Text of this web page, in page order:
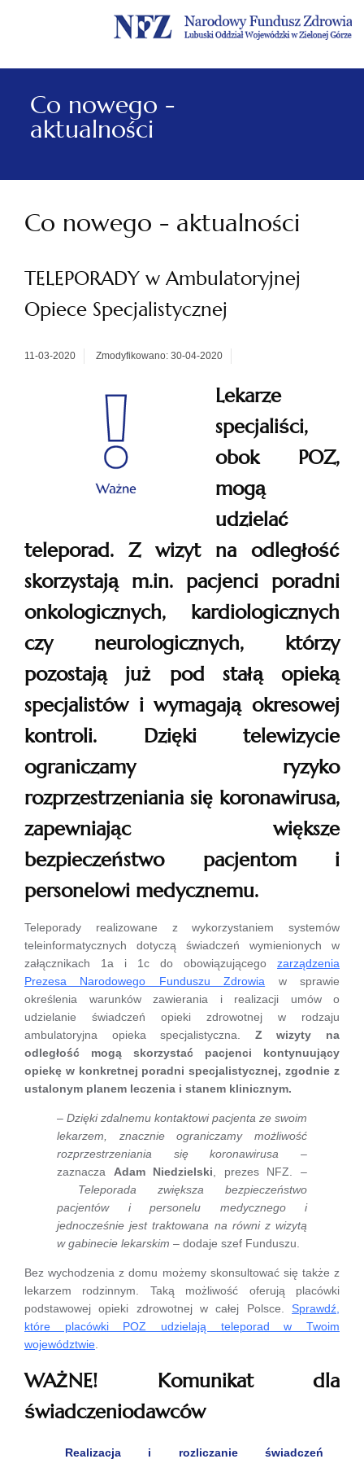
Menu
główne
Menu
lewe
Treść
główna
Szukaj
w
serwisie
Stopka
Co nowego -
aktualności
Co nowego - aktualności
TELEPORADY w Ambulatoryjnej
Opiece Specjalistycznej
11-03-2020 Zmodyfikowano: 30-04-2020
Lekarze
specjaliści,
obok POZ,
mogą
udzielać
teleporad. Z wizyt na odległość
skorzystają m.in. pacjenci poradni
onkologicznych, kardiologicznych
czy neurologicznych, którzy
pozostają już pod stałą opieką
specjalistów i wymagają okresowej
kontroli. Dzięki telewizycie
ograniczamy ryzyko
rozprzestrzeniania się koronawirusa,
zapewniając większe
bezpieczeństwo pacjentom i
personelowi medycznemu.
Teleporady realizowane z wykorzystaniem systemów
teleinformatycznych dotyczą świadczeń wymienionych w
załącznikach 1a i 1c do obowiązującego zarządzenia
Prezesa Narodowego Funduszu Zdrowia w sprawie
określenia warunków zawierania i realizacji umów o
udzielanie świadczeń opieki zdrowotnej w rodzaju
ambulatoryjna opieka specjalistyczna. Z wizyty na
odległość mogą skorzystać pacjenci kontynuujący
opiekę w konkretnej poradni specjalistycznej, zgodnie z
ustalonym planem leczenia i stanem klinicznym.
– Dzięki zdalnemu kontaktowi pacjenta ze swoim
lekarzem, znacznie ograniczamy możliwość
rozprzestrzeniania się koronawirusa –
zaznacza Adam Niedzielski , prezes NFZ. –
Teleporada zwiększa bezpieczeństwo
pacjentów i personelu medycznego i
jednocześnie jest traktowana na równi z wizytą
w gabinecie lekarskim – dodaje szef Funduszu.
Bez wychodzenia z domu możemy skonsultować się także z
lekarzem rodzinnym. Taką możliwość oferują placówki
podstawowej opieki zdrowotnej w całej Polsce. Sprawdź,
które placówki POZ udzielają teleporad w Twoim
województwie
WAŻNE! Komunikat dla
świadczeniodawców
Realizacja i rozliczanie świadczeń